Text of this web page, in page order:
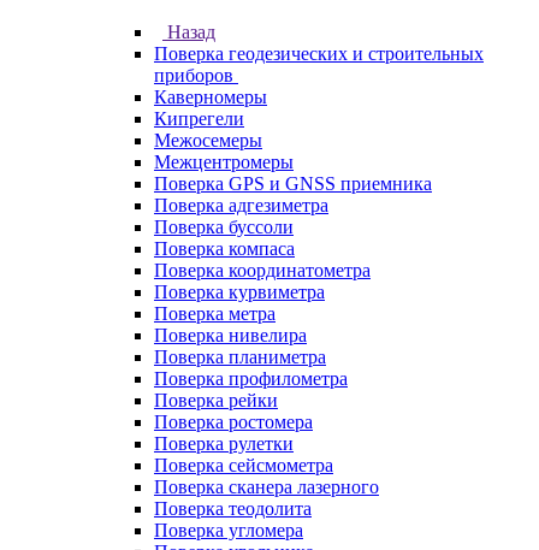
Назад
Поверка геодезических и строительных
приборов
Каверномеры
Кипрегели
Межосемеры
Межцентромеры
Поверка GPS и GNSS приемника
Поверка адгезиметра
Поверка буссоли
Поверка компаса
Поверка координатометра
Поверка курвиметра
Поверка метра
Поверка нивелира
Поверка планиметра
Поверка профилометра
Поверка рейки
Поверка ростомера
Поверка рулетки
Поверка сейсмометра
Поверка сканера лазерного
Поверка теодолита
Поверка угломера